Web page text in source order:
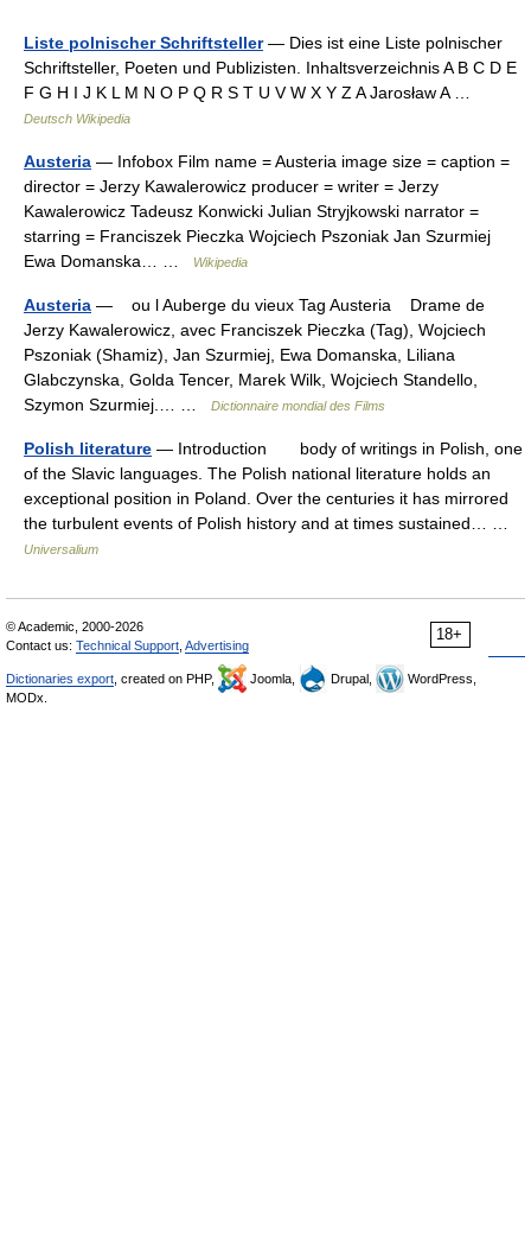
Liste polnischer Schriftsteller— Dies ist eine Liste polnischer
Schriftsteller, Poeten und Publizisten. Inhaltsverzeichnis A B C D E
F G H I J K L M N O P Q R S T U V W X Y Z A Jarosław A …
Deutsch Wikipedia
Austeria — Infobox Film name = Austeria image size = caption =
director = Jerzy Kawalerowicz producer = writer = Jerzy
Kawalerowicz Tadeusz Konwicki Julian Stryjkowski narrator =
starring = Franciszek Pieczka Wojciech Pszoniak Jan Szurmiej
Ewa Domanska… …
Wikipedia
Austeria — ou l Auberge du vieux Tag Austeria Drame de
Jerzy Kawalerowicz, avec Franciszek Pieczka (Tag), Wojciech
Pszoniak (Shamiz), Jan Szurmiej, Ewa Domanska, Liliana
Glabczynska, Golda Tencer, Marek Wilk, Wojciech Standello,
Szymon Szurmiej.… …
Dictionnaire mondial des Films
Polish literature — Introduction body of writings in Polish, one
of the Slavic languages. The Polish national literature holds an
exceptional position in Poland. Over the centuries it has mirrored
the turbulent events of Polish history and at times sustained… …
Universalium
18+
© Academic, 2000-2026
Contact us: Technical Support Advertising
Dictionaries export , created on PHP, Joomla, Drupal,
WordPress,
MODx.